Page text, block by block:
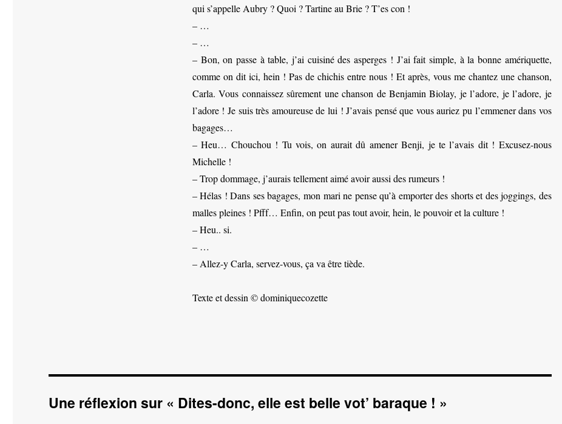
qui s’appelle Aubry ? Quoi ? Tartine au Brie ? T’es con !
– …
– …
– Bon, on passe à table, j’ai cuisiné des asperges ! J’ai fait simple, à la bonne amériquette,
comme on dit ici, hein ! Pas de chichis entre nous ! Et après, vous me chantez une chanson,
Carla. Vous connaissez sûrement une chanson de Benjamin Biolay, je l’adore, je l’adore, je
l’adore ! Je suis très amoureuse de lui ! J’avais pensé que vous auriez pu l’emmener dans vos
bagages…
– Heu… Chouchou ! Tu vois, on aurait dû amener Benji, je te l’avais dit ! Excusez-nous
Michelle !
– Trop dommage, j’aurais tellement aimé avoir aussi des rumeurs !
– Hélas ! Dans ses bagages, mon mari ne pense qu’à emporter des shorts et des joggings, des
malles pleines ! Pfff… Enfin, on peut pas tout avoir, hein, le pouvoir et la culture !
– Heu.. si.
– …
– Allez-y Carla, servez-vous, ça va être tiède.
Texte et dessin © dominiquecozette
Une réflexion sur « Dites-donc, elle est belle vot’ baraque ! »